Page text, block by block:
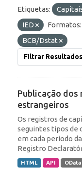
Etiquetas:
IED
Formatos:
BCB/Dstat
Filtrar Resultados
Publicação
estrangeiros
Os registros de
seguintes tipos de
em cada período
Registro
HTML API OData